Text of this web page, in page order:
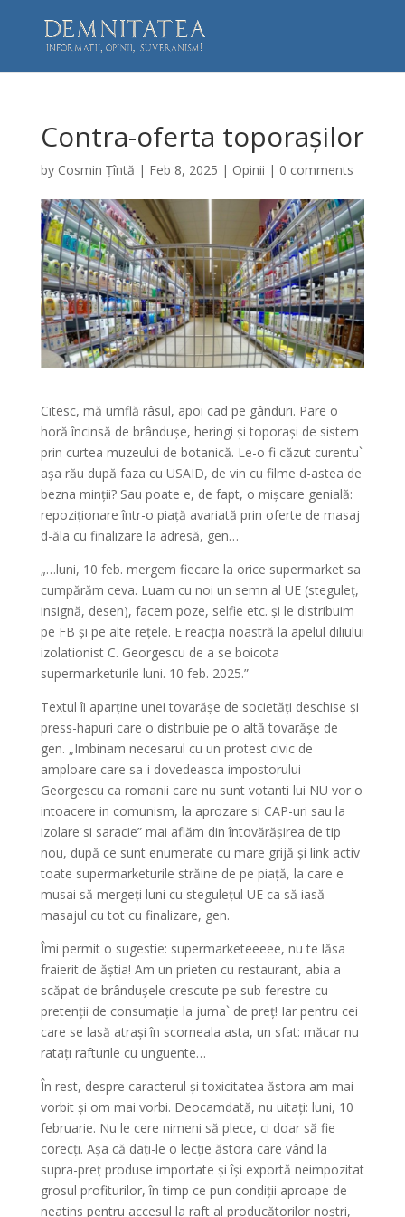
Contra-oferta toporașilor
by Cosmin Țîntă | Feb 8, 2025 | Opinii | 0 comments
Citesc, mă umflă râsul, apoi cad pe gânduri. Pare o
horă încinsă de brândușe, heringi și toporași de sistem
prin curtea muzeului de botanică. Le-o fi căzut curentu`
așa rău după faza cu USAID, de vin cu filme d-astea de
bezna minții? Sau poate e, de fapt, o mișcare genială:
repoziționare într-o piață avariată prin oferte de masaj
d-ăla cu finalizare la adresă, gen…
„…luni, 10 feb. mergem fiecare la orice supermarket sa
cumpărăm ceva. Luam cu noi un semn al UE (steguleț,
insignă, desen), facem poze, selfie etc. și le distribuim
pe FB și pe alte rețele. E reacția noastră la apelul diliului
izolationist C. Georgescu de a se boicota
supermarketurile luni. 10 feb. 2025.”
Textul îi aparține unei tovarășe de societăți deschise și
press-hapuri care o distribuie pe o altă tovarășe de
gen. „Imbinam necesarul cu un protest civic de
amploare care sa-i dovedeasca impostorului
Georgescu ca romanii care nu sunt votanti lui NU vor o
intoacere in comunism, la aprozare si CAP-uri sau la
izolare si saracie” mai aflăm din întovărășirea de tip
nou, după ce sunt enumerate cu mare grijă și link activ
toate supermarketurile străine de pe piață, la care e
musai să mergeți luni cu stegulețul UE ca să iasă
masajul cu tot cu finalizare, gen.
Îmi permit o sugestie: supermarketeeeee, nu te lăsa
fraierit de ăștia! Am un prieten cu restaurant, abia a
scăpat de brândușele crescute pe sub ferestre cu
pretenții de consumație la juma` de preț! Iar pentru cei
care se lasă atrași în scorneala asta, un sfat: măcar nu
ratați rafturile cu unguente…
În rest, despre caracterul și toxicitatea ăstora am mai
vorbit și om mai vorbi. Deocamdată, nu uitați: luni, 10
februarie. Nu le cere nimeni să plece, ci doar să fie
corecți. Așa că dați-le o lecție ăstora care vând la
supra-preț produse importate și își exportă neimpozitat
grosul profiturilor, în timp ce pun condiții aproape de
neatins pentru accesul la raft al producătorilor noștri,